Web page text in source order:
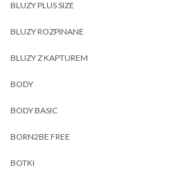
BLUZY PLUS SIZE
BLUZY ROZPINANE
BLUZY Z KAPTUREM
BODY
BODY BASIC
BORN2BE FREE
BOTKI